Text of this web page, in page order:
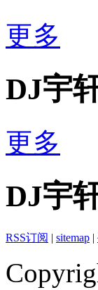
更多
DJ宇
更多
DJ宇
RSS订阅 | sitemap |